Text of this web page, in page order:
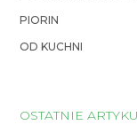
PIORIN
OD KUCHNI
OSTATNIE